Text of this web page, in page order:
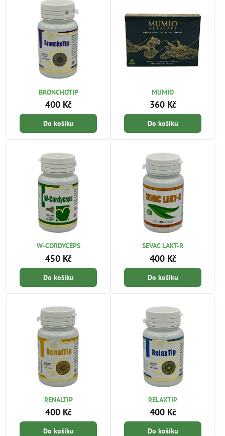
BRONCHOTIP
400 Kč
Do košíku
MUMIO
360 Kč
Do košíku
W-CORDYCEPS
450 Kč
Do košíku
SEVAC LAKT-R
400 Kč
Do košíku
RENALTIP
400 Kč
Do košíku
RELAXTIP
400 Kč
Do košíku